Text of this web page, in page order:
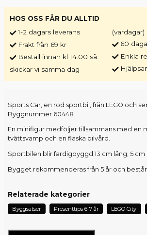
HOS OSS FÅR DU ALLTID
1-2 dagars leverans
Frakt från 69 kr
Beställ innan kl 14.00 så
skickar vi samma dag
(vardagar)
60
Enkla
Sports Car, en röd sportbil, från LEGO och
Byggnummer 60448.
En minifigur medföljer tillsammans med en
tvättsvamp och en flaska bilvård.
Sportbilen blir färdigbyggd 13 cm lång, 5
Bygget rekommenderas från 5 år och består
Relaterade kategorier
Byggsatser Presenttips 6-7 år LEGO City